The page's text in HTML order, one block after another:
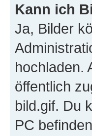
Kann ich
Ja, Bilder
hochladen.
öffentlich
bild.gif. Du
PC